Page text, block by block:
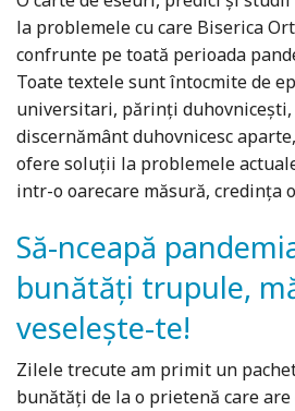
la problemele cu care Biserica
confrunte pe toată perioada
Toate textele sunt întocmite de
universitari, părinți duhovnicești,
discernământ duhovnicesc
ofere soluții la problemele
intr-o oarecare măsură, credința
Să-nceapă
bunătăți trupule,
veselește-te!
Zilele trecute am primit un
bunătăți de la o prietenă care